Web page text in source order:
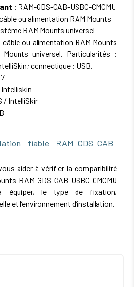
: RAM-GDS-CAB-USBC-CMCMU
ou alimentation RAM Mounts
RAM Mounts universel
câble ou alimentation RAM Mounts
universel. Particularités :
connectique : USB.
Intelliskin
/ IntelliSkin
fiable RAM-GDS-CAB-
aider à vérifier la compatibilité
RAM-GDS-CAB-USBC-CMCMU
équiper, le type de fixation,
et l’environnement d’installation.